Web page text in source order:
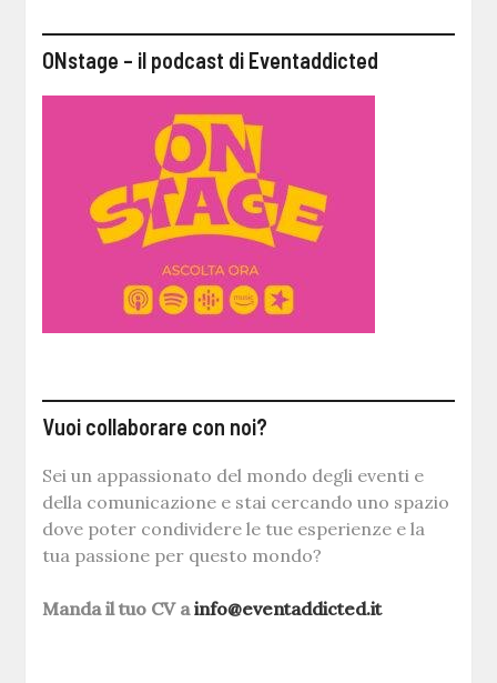
ONstage – il podcast di Eventaddicted
Vuoi collaborare con noi?
Sei un appassionato del mondo degli eventi e
della comunicazione e stai cercando uno spazio
dove poter condividere le tue esperienze e la
tua passione per questo mondo?
Manda il tuo CV ainfo@eventaddicted.it